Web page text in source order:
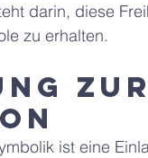
darin, diese
zu erhalten.
ist eine